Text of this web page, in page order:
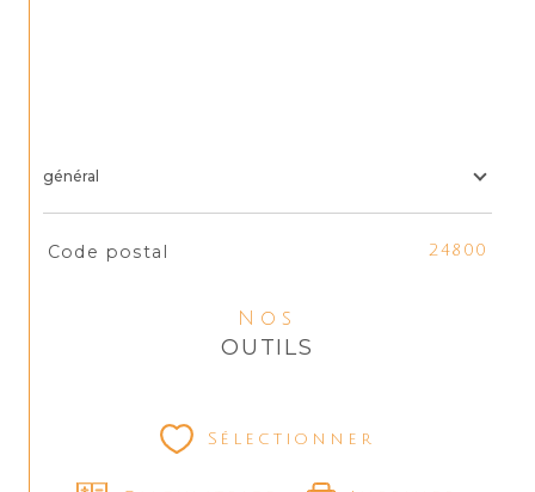
général
TRAD_SIROCCO_Caracteristique
Code postal 24800
Nos
OUTILS
Sélectionner